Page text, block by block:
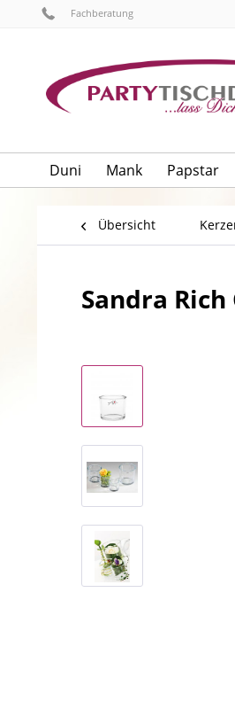
Fachberatung
Duni Mank Papstar
Übersicht
Sandra